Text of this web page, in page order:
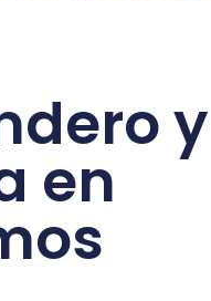
y
en